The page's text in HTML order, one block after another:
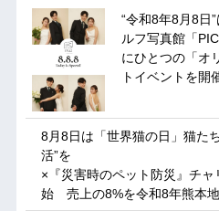
“令和8年8月8日
ルフ写真館「
にひとつの「オ
トイベントを開
8月8日は「世界猫の日」猫た
活”を 『真夏の
×『災害時のペット防災』チ
始 売上の8%を令和8年熊本